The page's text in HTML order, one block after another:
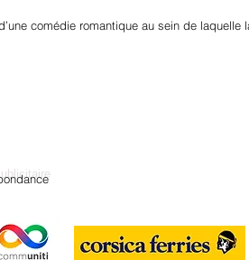
comédie romantique au sein de